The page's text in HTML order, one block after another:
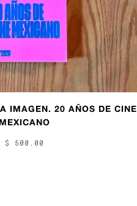
IMAGEN. 20 AÑOS DE CINE
MEXICANO
$ 500.00